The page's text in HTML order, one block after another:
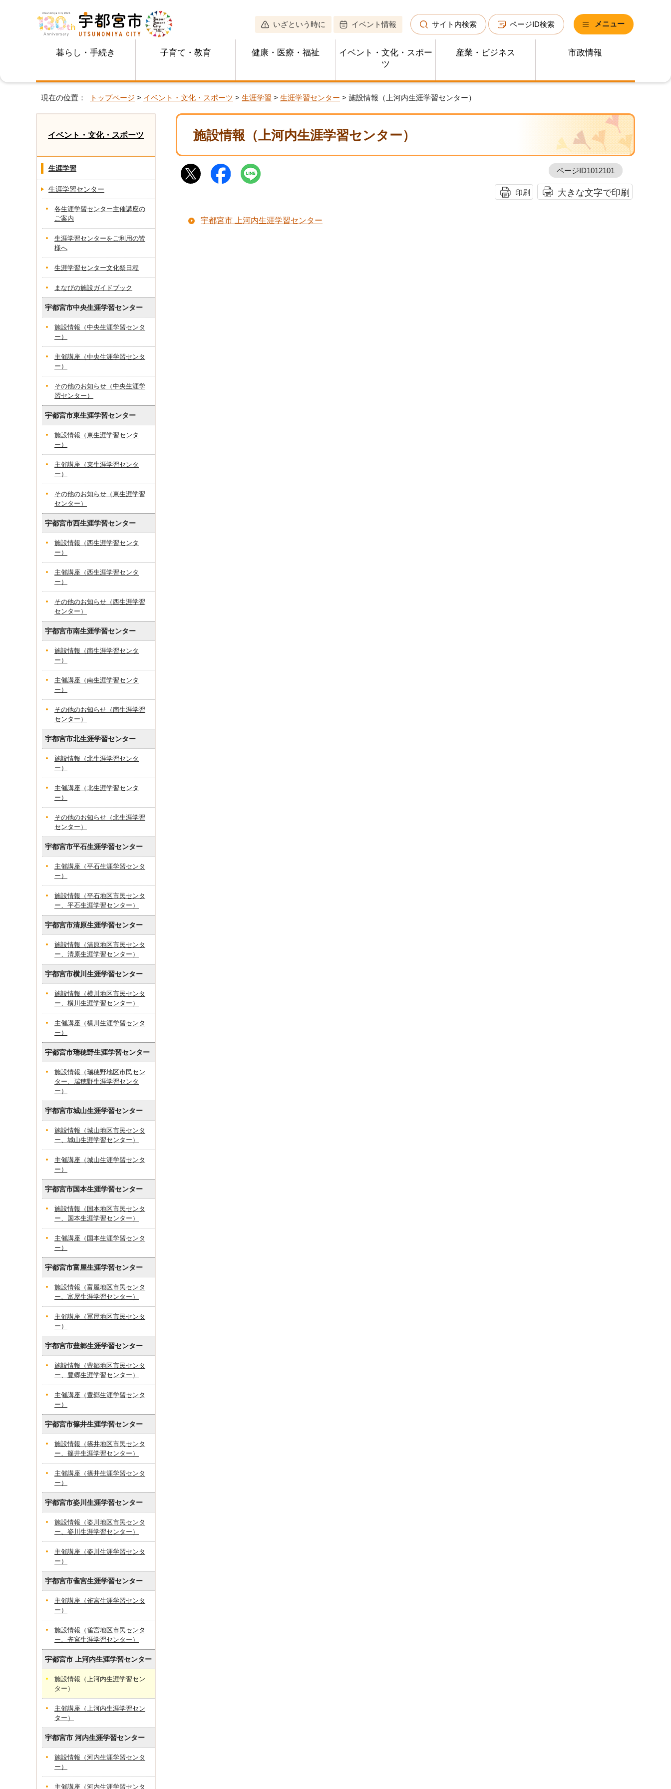
いざという時に イベント情報 サイト内検索 ページID検索 メニュー
暮らし・手続き 子育て・教育 健康・医療・福祉
イベント・文化・スポー
ツ
産業・ビジネス 市政情報
現在の位置： トップページ > イベント・文化・スポーツ > 生涯学習 > 生涯学習センター > 施設情報（上河内生涯学習センター）
施設情報（上河内生涯学習センター）
ページID1012101
印刷 大きな文字で印刷
宇都宮市 上河内生涯学習センター
イベント・文化・スポーツ
生涯学習
生涯学習センター
各生涯学習センター主催講座の
ご案内
生涯学習センターをご利用の皆
様へ
生涯学習センター文化祭日程
まなびの施設ガイドブック
宇都宮市中央生涯学習センター
施設情報（中央生涯学習センタ
ー）
主催講座（中央生涯学習センタ
ー）
その他のお知らせ（中央生涯学
習センター）
宇都宮市東生涯学習センター
施設情報（東生涯学習センタ
ー）
主催講座（東生涯学習センタ
ー）
その他のお知らせ（東生涯学習
センター）
宇都宮市西生涯学習センター
施設情報（西生涯学習センタ
ー）
主催講座（西生涯学習センタ
ー）
その他のお知らせ（西生涯学習
センター）
宇都宮市南生涯学習センター
施設情報（南生涯学習センタ
ー）
主催講座（南生涯学習センタ
ー）
その他のお知らせ（南生涯学習
センター）
宇都宮市北生涯学習センター
施設情報（北生涯学習センタ
ー）
主催講座（北生涯学習センタ
ー）
その他のお知らせ（北生涯学習
センター）
宇都宮市平石生涯学習センター
主催講座（平石生涯学習センタ
ー）
施設情報（平石地区市民センタ
ー、平石生涯学習センター）
宇都宮市清原生涯学習センター
施設情報（清原地区市民センタ
ー、清原生涯学習センター）
宇都宮市横川生涯学習センター
施設情報（横川地区市民センタ
ー、横川生涯学習センター）
主催講座（横川生涯学習センタ
ー）
宇都宮市瑞穂野生涯学習センター
施設情報（瑞穂野地区市民セン
ター、瑞穂野生涯学習センタ
ー）
宇都宮市城山生涯学習センター
施設情報（城山地区市民センタ
ー、城山生涯学習センター）
主催講座（城山生涯学習センタ
ー）
宇都宮市国本生涯学習センター
施設情報（国本地区市民センタ
ー、国本生涯学習センター）
主催講座（国本生涯学習センタ
ー）
宇都宮市富屋生涯学習センター
施設情報（富屋地区市民センタ
ー、富屋生涯学習センター）
主催講座（冨屋地区市民センタ
ー）
宇都宮市豊郷生涯学習センター
施設情報（豊郷地区市民センタ
ー、豊郷生涯学習センター）
主催講座（豊郷生涯学習センタ
ー）
宇都宮市篠井生涯学習センター
施設情報（篠井地区市民センタ
ー、篠井生涯学習センター）
主催講座（篠井生涯学習センタ
ー）
宇都宮市姿川生涯学習センター
施設情報（姿川地区市民センタ
ー、姿川生涯学習センター）
主催講座（姿川生涯学習センタ
ー）
宇都宮市雀宮生涯学習センター
主催講座（雀宮生涯学習センタ
ー）
施設情報（雀宮地区市民センタ
ー、雀宮生涯学習センター）
宇都宮市 上河内生涯学習センター
施設情報（上河内生涯学習セン
ター）
主催講座（上河内生涯学習セン
ター）
宇都宮市 河内生涯学習センター
施設情報（河内生涯学習センタ
ー）
主催講座（河内生涯学習センタ